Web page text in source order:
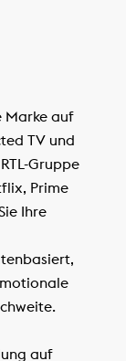
Marke auf
TV und
Gruppe
Prime
Ihre
auf